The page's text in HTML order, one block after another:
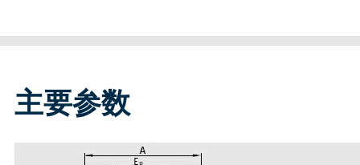
主要参数